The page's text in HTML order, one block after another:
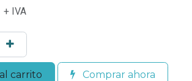
+ IVA
carrito Comprar ahora